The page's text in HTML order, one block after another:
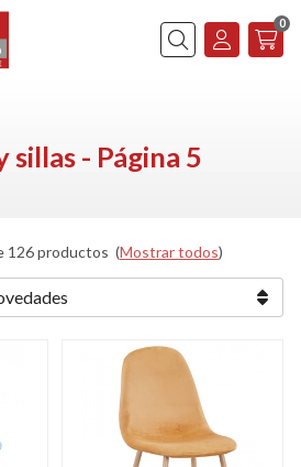
Buscar
0
sillas - Página 5
126 productos (Mostrar todos)